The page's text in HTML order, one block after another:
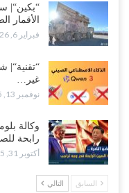
“بكين“|
الأقمار
فبراير 6, 2026
“تقنية“|
غير…
نوفمبر 13, 2025
وكالة
رابحة
أكتوبر 31, 2025
السابق التالي